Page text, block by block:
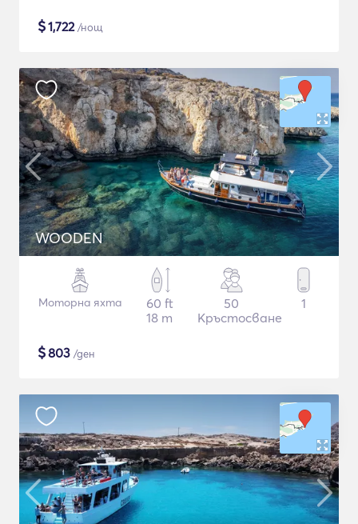
$1,722/нощ
WOODEN
Моторна яхта
60 ft
18 m
50
Кръстосване
1
$803 /ден